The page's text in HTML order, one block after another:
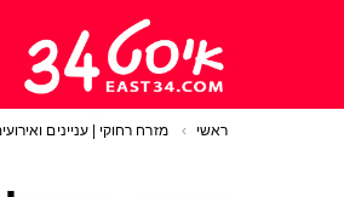
You are here:
ראשי מזרח רחוקי | עניינים